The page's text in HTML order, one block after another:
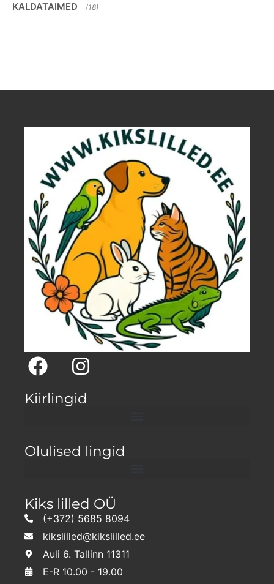
KALDATAIMED (18)
Kiirlingid
Olulised lingid
Kiks lilled OÜ
(+372) 5685 8094
kikslilled@kikslilled.ee
Auli 6. Tallinn 11311
E-R 10.00 - 19.00